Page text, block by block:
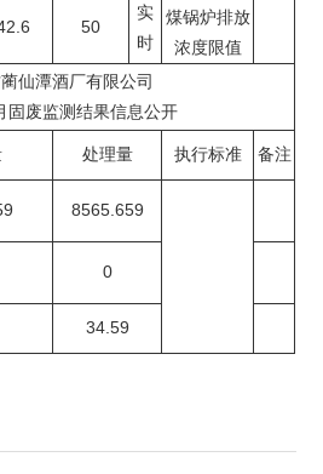
煤锅炉排放
浓度限值
50
实
时
仙潭酒厂有限公司
固废监测结果信息公开
处理量 执行标准 备注
8565.659
0
34.59